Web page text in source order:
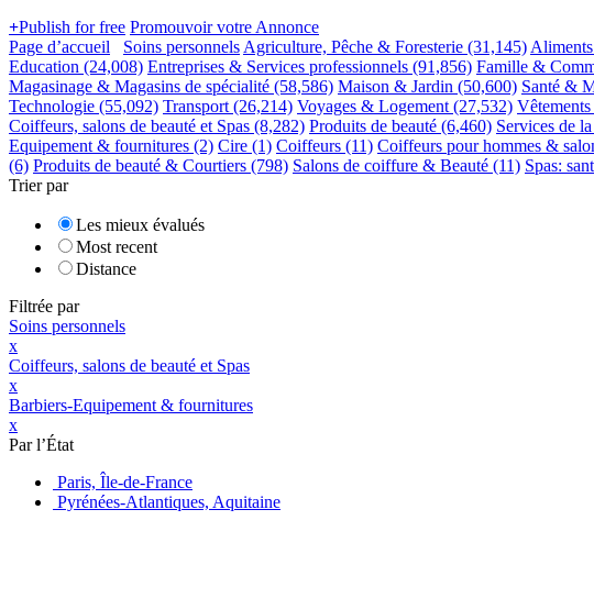
+Publish for free Promouvoir votre Annonce
Page d’accueil
Soins personnels Agriculture, Pêche & Foresterie (31,145)
Education (24,008) Entreprises & Services professionnels (91,856) Famille &
Magasinage & Magasins de spécialité (58,586) Maison & Jardin (50,600) Santé &
Technologie (55,092) Transport (26,214) Voyages & Logement (27,532)
Coiffeurs, salons de beauté et Spas (8,282) Produits de beauté (6,460) Services de
Equipement & fournitures (2) Cire (1) Coiffeurs (11) Coiffeurs pour hommes &
(6) Produits de beauté & Courtiers (798) Salons de coiffure & Beauté (11) Spas:
Trier par
Les mieux évalués
Most recent
Distance
Filtrée par
Soins personnels
x
Coiffeurs, salons de beauté et Spas
x
Barbiers-Equipement & fournitures
x
Par l’État
Paris, Île-de-France
Pyrénées-Atlantiques, Aquitaine